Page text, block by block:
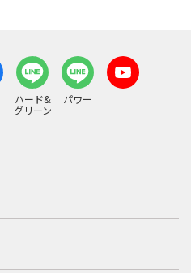
ハード&
グリーン
パワー